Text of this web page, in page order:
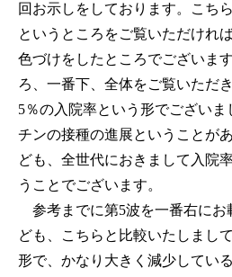
回お示しをしております。こち
というところをご覧いただけれ
色づけをしたところでございま
ろ、一番下、全体をご覧いただ
5％の入院率という形でござい
チンの接種の進展ということが
ども、全世代におきまして入院
うことでございます。
参考までに第5波を一番右にお
ども、こちらと比較いたしまし
形で、かなり大きく減少してい